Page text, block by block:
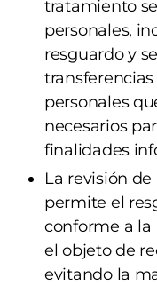
tratamiento
personales,
resguardo y
personales
necesarios
finalidades
La revisión
permite el
conforme a la
el objeto de
evitando la